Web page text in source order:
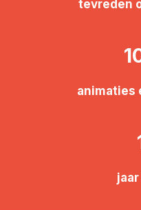
tevreden
animaties